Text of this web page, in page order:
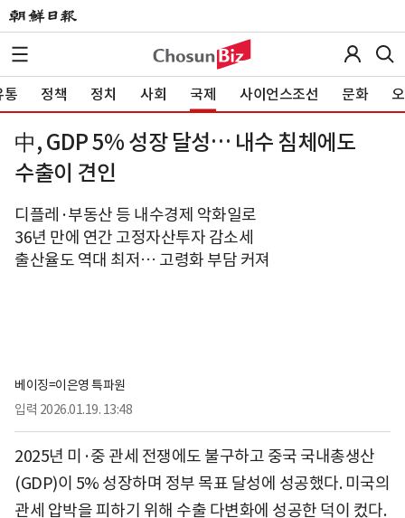
통 정책 정치 사회 국제 사이언스조선 문화
中, GDP 5% 성장 달성… 내수 침체에도
수출이 견인
디플레·부동산 등 내수경제 악화일로
36년 만에 연간 고정자산투자 감소세
출산율도 역대 최저… 고령화 부담 커져
베이징=이은영 특파원
입력 2026.01.19. 13:48
2025년 미·중 관세 전쟁에도 불구하고 중국 국내총생산
(GDP)이 5% 성장하며 정부 목표 달성에 성공했다. 미국의
관세 압박을 피하기 위해 수출 다변화에 성공한 덕이 컸다.